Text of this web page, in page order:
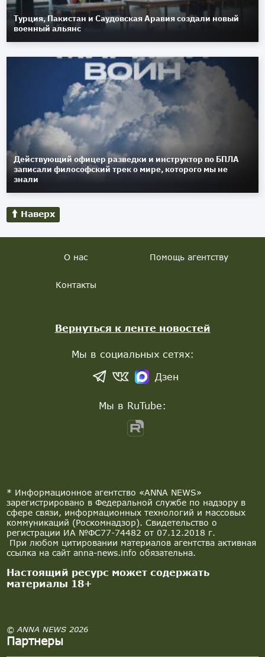
Турция, Пакистан и Саудовская Аравия создали новый
военный альянс
Действующий офицер разведки и инструктор по БПЛА
записали философский трек о мире, которого мы не
знали
Наверх
* Информационное агентство «ANNA NEWS»
зарегистрировано в Федеральной службе по надзору в
сфере связи, информационных технологий и массовых
коммуникаций (Роскомнадзор). Свидетельство о
регистрации ИА №ФС77-74482 от 07.12.2018 г.
При любом цитировании материалов агентства активная
ссылка на сайт anna-news.info обязательна.
Настоящий ресурс может содержать
материалы 18+
© ANNA NEWS 2026
Партнеры
О нас Помощь агентству
Контакты
Вернуться к ленте новостей
Мы в социальных сетях:
Дзен
Мы в RuTube: